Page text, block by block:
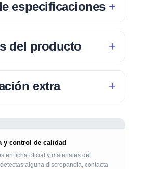
especificaciones
del producto
extra
y control de calidad
en ficha oficial y materiales del
alguna discrepancia, contacta